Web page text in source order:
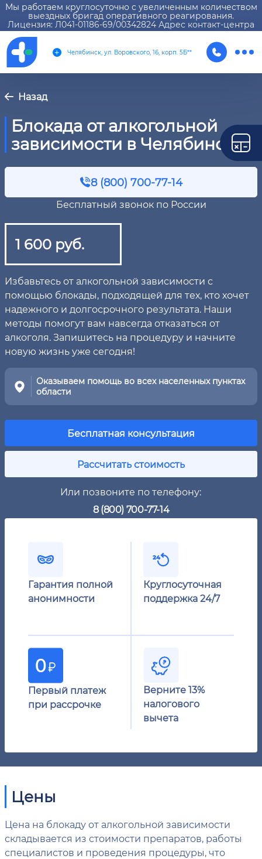
Мы работаем круглосуточно с увеличенным количеством
выездных бригад оперативного реагирования.
Лицензия: Л041-01186-69/00342824 Адрес контакт-центра
Челябинск, ул. Воровского, 16, корп. 5Б**
Назад
Блокада от алкогольной
зависимости в Челябинске
8 (800) 700-77-14
Бесплатный звонок по России
1 600 руб.
Избавьтесь от алкогольной зависимости с
помощью блокады, подходящей для тех, кто хочет
надежного и долгосрочного результата. Наши
методы помогут вам навсегда отказаться от
алкоголя. Запишитесь на процедуру и начните
новую жизнь уже сегодня!
Оказываем помощь во всех населенных пунктах
области
Бесплатная консультация
Рассчитать стоимость
Или позвоните по телефону:
8 (800) 700-77-14
Гарантия полной
анонимности
Круглосуточная
поддержка 24/7
Первый платеж
при рассрочке
Верните 13%
налогового
вычета
Цены
Цена на блокаду от алкогольной зависимости
складывается из стоимости препаратов, работы
специалистов и проведения процедуры, что